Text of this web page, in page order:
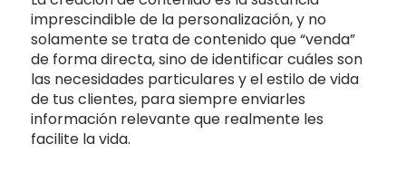
imprescindible de la personalización, y no
solamente se trata de contenido que “venda”
de forma directa, sino de identificar cuáles son
las necesidades particulares y el estilo de vida
de tus clientes, para siempre enviarles
información relevante que realmente les
facilite la vida.